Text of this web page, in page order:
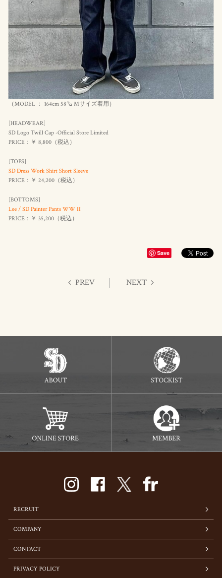
（MODEL ： 164cm 58㌔ Mサイズ着用）
[HEADWEAR]
SD Logo Twill Cap -Official Store Limited
PRICE：￥ 8,800（税込 ）
[TOPS]
SD Dress Work Shirt Short Sleeve
PRICE：￥ 24,200（税込 ）
[BOTTOMS]
Lee / SD Painter Pants WW II
PRICE：￥ 35,200（税込 ）
Save
PREV NEXT
RECRUIT
COMPANY
CONTACT
PRIVACY POLICY